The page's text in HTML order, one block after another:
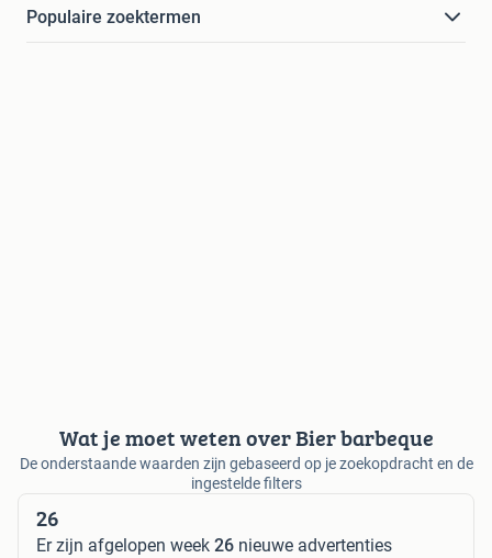
Populaire zoektermen
Wat je moet weten over Bier barbeque
De onderstaande waarden zijn gebaseerd op je zoekopdracht en de
ingestelde filters
26
Er zijn afgelopen week 26 nieuwe advertenties